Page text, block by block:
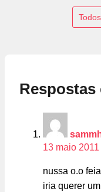
Respostas
13 maio
nussa o.o
iria querer